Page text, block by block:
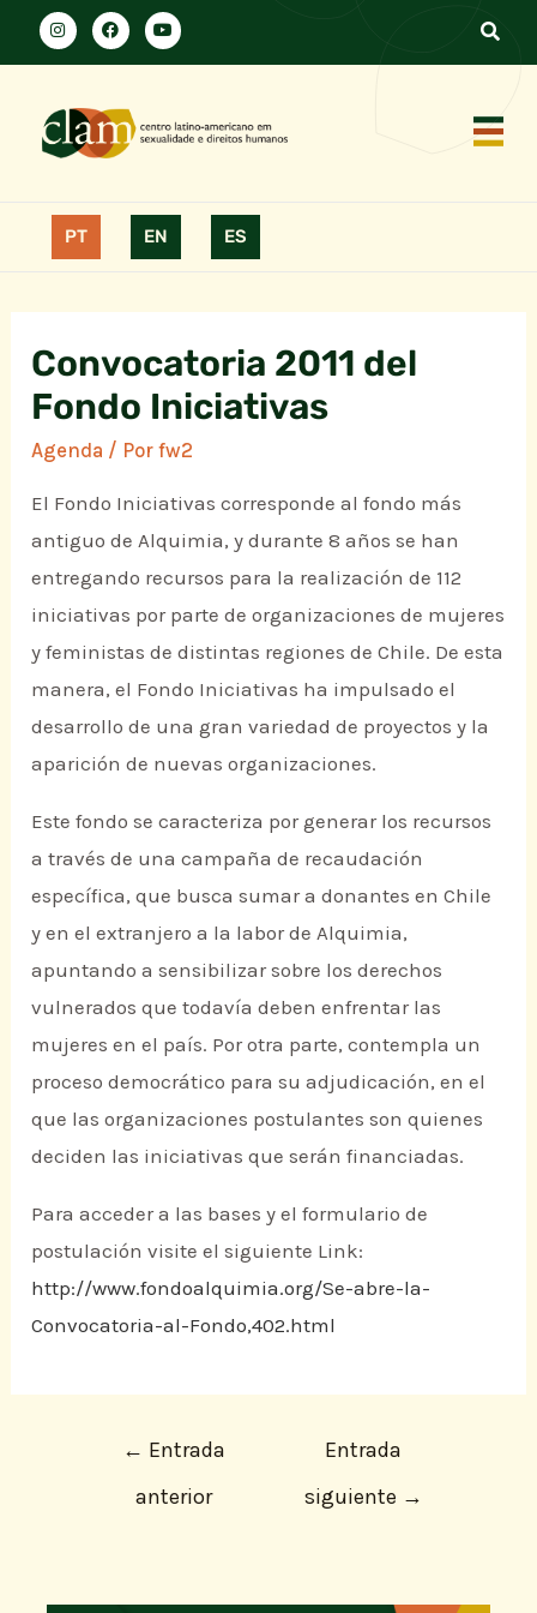
PT EN ES
Convocatoria 2011 del
Fondo Iniciativas
Agenda / Porfw2
El Fondo Iniciativas corresponde al fondo más
antiguo de Alquimia, y durante 8 años se han
entregando recursos para la realización de 112
iniciativas por parte de organizaciones de mujeres
y feministas de distintas regiones de Chile. De esta
manera, el Fondo Iniciativas ha impulsado el
desarrollo de una gran variedad de proyectos y la
aparición de nuevas organizaciones.
Este fondo se caracteriza por generar los recursos
a través de una campaña de recaudación
específica, que busca sumar a donantes en Chile
y en el extranjero a la labor de Alquimia,
apuntando a sensibilizar sobre los derechos
vulnerados que todavía deben enfrentar las
mujeres en el país. Por otra parte, contempla un
proceso democrático para su adjudicación, en el
que las organizaciones postulantes son quienes
deciden las iniciativas que serán financiadas.
Para acceder a las bases y el formulario de
postulación visite el siguiente Link:
http://www.fondoalquimia.org/Se-abre-la-
Convocatoria-al-Fondo,402.html
← Entrada
anterior
Entrada
siguiente →